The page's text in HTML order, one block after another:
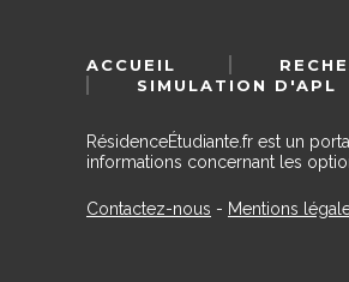
ACCUEIL
SIMULATION D'APL
RésidenceÉtudiante.fr est un
informations concernant les
Contactez-nous - Mentions